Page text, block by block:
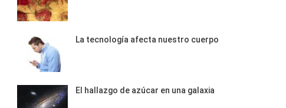
La tecnología afecta nuestro cuerpo
El hallazgo de azúcar en una galaxia